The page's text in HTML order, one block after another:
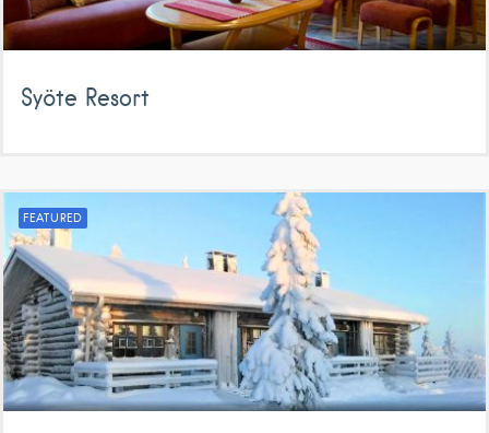
Syöte Resort
FEATURED